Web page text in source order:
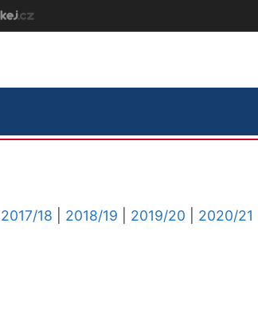
2017/18 2018/19 2019/20
2020/21